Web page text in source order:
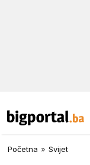
Početna » Svijet